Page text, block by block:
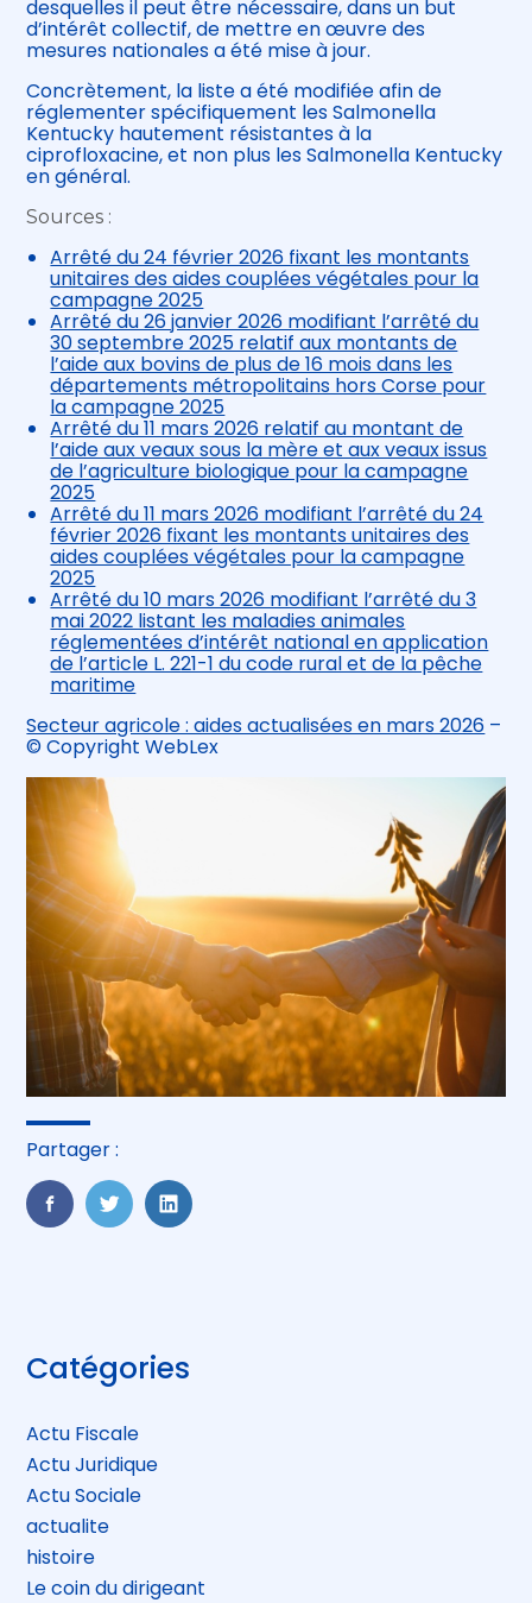
desquelles il peut être nécessaire, dans un but
d’intérêt collectif, de mettre en œuvre des
mesures nationales a été mise à jour.
Concrètement, la liste a été modifiée afin de
réglementer spécifiquement les Salmonella
Kentucky hautement résistantes à la
ciprofloxacine, et non plus les Salmonella Kentucky
en général.
Sources :
Arrêté du 24 février 2026 fixant les montants
unitaires des aides couplées végétales pour la
campagne 2025
Arrêté du 26 janvier 2026 modifiant l’arrêté du
30 septembre 2025 relatif aux montants de
l’aide aux bovins de plus de 16 mois dans les
départements métropolitains hors Corse pour
la campagne 2025
Arrêté du 11 mars 2026 relatif au montant de
l’aide aux veaux sous la mère et aux veaux issus
de l’agriculture biologique pour la campagne
2025
Arrêté du 11 mars 2026 modifiant l’arrêté du 24
février 2026 fixant les montants unitaires des
aides couplées végétales pour la campagne
2025
Arrêté du 10 mars 2026 modifiant l’arrêté du 3
mai 2022 listant les maladies animales
réglementées d’intérêt national en application
de l’article L. 221-1 du code rural et de la pêche
maritime
Secteur agricole : aides actualisées en mars 2026 –
© Copyright WebLex
Partager :
FaceBook
TwitterLinkedIn
Blog
sidebar
Catégories
Actu Fiscale
Actu Juridique
Actu Sociale
actualite
histoire
Le coin du dirigeant